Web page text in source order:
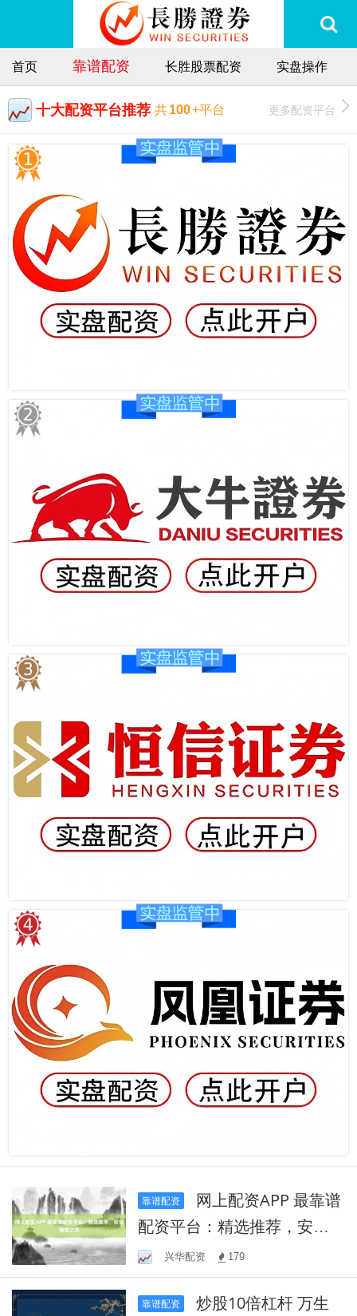
首页 靠谱配资 长胜股票配资 实盘操作
十大配资平台推荐 共100+平台 更多配资平台
靠谱配资
配资平台：精选推荐，安全
稳健之选
兴华配资 179
靠谱配资
炒股10倍杠杆 万生